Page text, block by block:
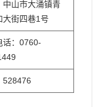
中山市大涌镇青
大街四巷1号
话：0760-
528476